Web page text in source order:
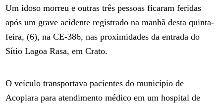
Um idoso morreu e outras três pessoas ficaram feridas
após um grave acidente registrado na manhã desta quinta-
feira, (6), na CE-386, nas proximidades da entrada do
Sítio Lagoa Rasa, em Crato.
O veículo transportava pacientes do município de
Acopiara para atendimento médico em um hospital de